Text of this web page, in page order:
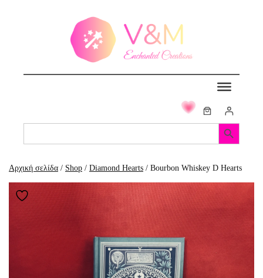
Search
Search Button
Αρχική σελίδα / Shop / Diamond Hearts / Bourbon Whiskey D Hearts